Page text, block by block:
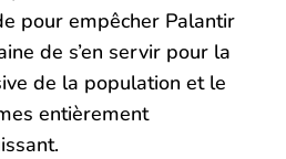
pour empêcher Palantir
de s’en servir pour la
de la population et le
entièrement